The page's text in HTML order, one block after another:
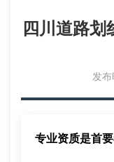
四川道路划
发
专业资质是首